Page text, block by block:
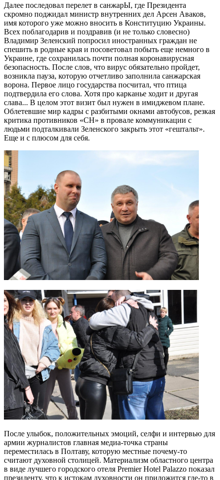
Далее последовал перелет в санжарЫ, где Президента
скромно поджидал министр внутренних дел Арсен Аваков,
имя которого уже можно вносить в Конституцию Украины.
Всех поблагодарив и поздравив (и не только словесно)
Владимир Зеленский попросил иностранных граждан не
спешить в родные края и посоветовал побыть еще немного в
Украине, где сохранилась почти полная коронавирусная
безопасность. После слов, что вирус обязательно пройдет,
возникла пауза, которую отчетливо заполнила санжарская
ворона. Первое лицо государства посчитал, что птица
подтвердила его слова. Хотя про карканье ходит и другая
слава... В целом этот визит был нужен в имиджевом плане.
Облетевшие мир кадры с разбитыми окнами автобусов, резкая
критика противников «СН» в провале коммуникации с
людьми подталкивали Зеленского закрыть этот «гештальт».
Еще и с плюсом для себя.
После улыбок, положительных эмоций, селфи и интервью для
армии журналистов главная медиа-точка страны
переместилась в Полтаву, которую местные почему-то
считают духовной столицей. Материализм областного центра
в виде лучшего городского отеля Premier Hotel Palazzo показал
президенту, что к истокам духовности он приложится где-то в